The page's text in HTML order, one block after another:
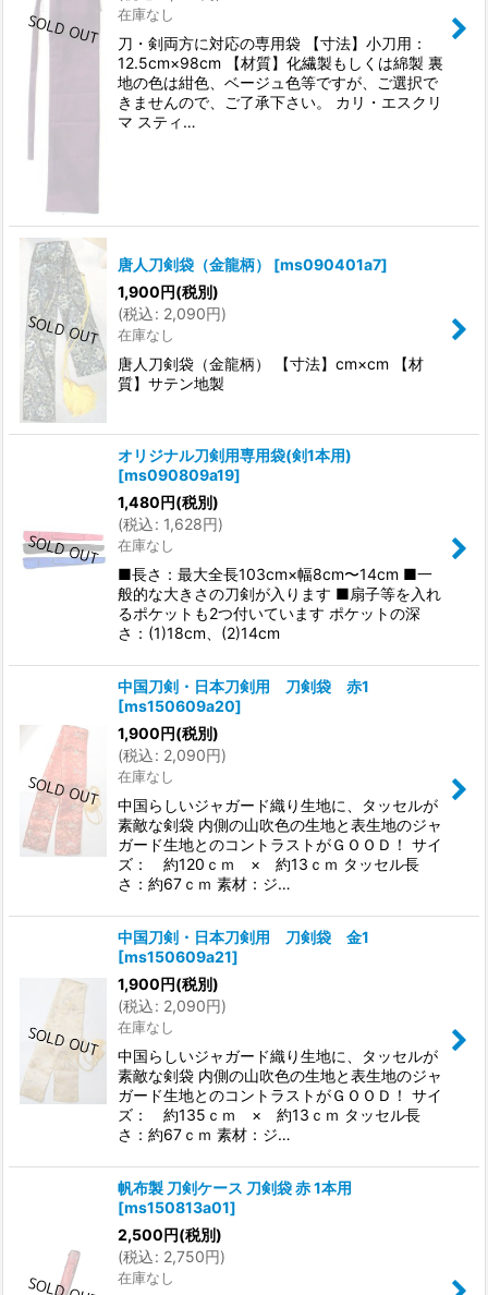
在庫なし
刀・剣両方に対応の専用袋 【寸法】小刀用：
12.5cm×98cm 【材質】化繊製もしくは綿製 裏
地の色は紺色、ベージュ色等ですが、ご選択で
きませんので、ご了承下さい。 カリ・エスクリ
マ スティ…
唐人刀剣袋（金龍柄） [ms090401a7]
1,900円(税別)
(税込: 2,090円)
在庫なし
唐人刀剣袋（金龍柄） 【寸法】cm×cm 【材
質】サテン地製
オリジナル刀剣用専用袋(剣1本用)
[ms090809a19]
1,480円(税別)
(税込: 1,628円)
在庫なし
■長さ：最大全長103cm×幅8cm〜14cm ■一
般的な大きさの刀剣が入ります ■扇子等を入れ
るポケットも2つ付いています ポケットの深
さ：(1)18cm、(2)14cm
中国刀剣・日本刀剣用 刀剣袋 赤1
[ms150609a20]
1,900円(税別)
(税込: 2,090円)
在庫なし
中国らしいジャガード織り生地に、タッセルが
素敵な剣袋 内側の山吹色の生地と表生地のジャ
ガード生地とのコントラストがＧＯＯＤ！ サイ
ズ： 約120ｃｍ × 約13ｃｍ タッセル長
さ：約67ｃｍ 素材：ジ…
中国刀剣・日本刀剣用 刀剣袋 金1
[ms150609a21]
1,900円(税別)
(税込: 2,090円)
在庫なし
中国らしいジャガード織り生地に、タッセルが
素敵な剣袋 内側の山吹色の生地と表生地のジャ
ガード生地とのコントラストがＧＯＯＤ！ サイ
ズ： 約135ｃｍ × 約13ｃｍ タッセル長
さ：約67ｃｍ 素材：ジ…
帆布製 刀剣ケース 刀剣袋 赤 1本用
[ms150813a01]
2,500円(税別)
(税込: 2,750円)
在庫なし